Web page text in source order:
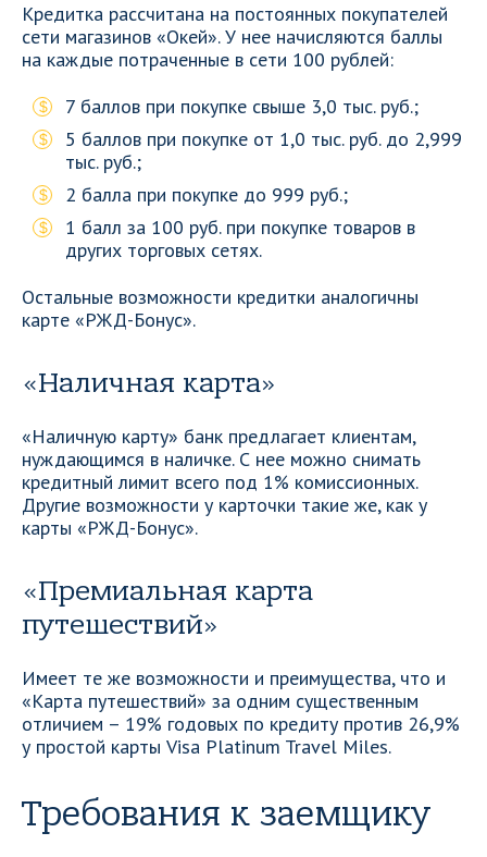
Кредитка рассчитана на постоянных покупателей
сети магазинов «Окей». У нее начисляются баллы
на каждые потраченные в сети 100 рублей:
7 баллов при покупке свыше 3,0 тыс. руб.;
5 баллов при покупке от 1,0 тыс. руб. до 2,999
тыс. руб.;
2 балла при покупке до 999 руб.;
1 балл за 100 руб. при покупке товаров в
других торговых сетях.
Остальные возможности кредитки аналогичны
карте «РЖД-Бонус».
«Наличная карта»
«Наличную карту» банк предлагает клиентам,
нуждающимся в наличке. С нее можно снимать
кредитный лимит всего под 1% комиссионных.
Другие возможности у карточки такие же, как у
карты «РЖД-Бонус».
«Премиальная карта
путешествий»
Имеет те же возможности и преимущества, что и
«Карта путешествий» за одним существенным
отличием – 19% годовых по кредиту против 26,9%
у простой карты Visa Platinum Travel Miles.
Требования к заемщику